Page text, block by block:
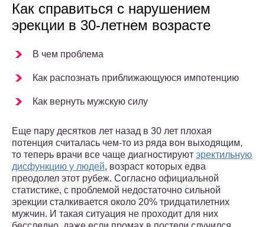
Как справиться с нарушением
эрекции в 30-летнем возрасте
В чем проблема
Как распознать приближающуюся импотенцию
Как вернуть мужскую силу
Еще пару десятков лет назад в 30 лет плохая
потенция считалась чем-то из ряда вон выходящим,
то теперь врачи все чаще диагностируют эректильную
дисфункцию у людей, возраст которых едва
преодолел этот рубеж. Согласно официальной
статистике, с проблемой недостаточно сильной
эрекции сталкивается около 20% тридцатилетних
мужчин. И такая ситуация не проходит для них